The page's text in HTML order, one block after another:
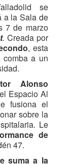
se
a la Sala de
7 de marzo
. Creada por
, esta
a un
Alonso
Espacio Al
fusiona el
sobre la
Le
de
47.
suma a la